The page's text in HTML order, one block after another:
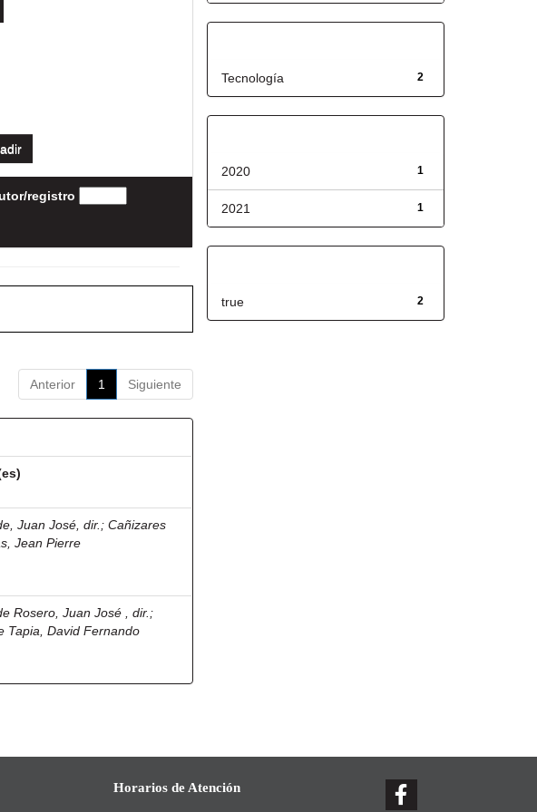
registro
Anterior 1 Siguiente
Juan José, dir. ;Cañizares
Jean Pierre
Rosero, Juan José , dir. ;
Tapia, David Fernando
2
Tecnología
1
2020
1
2021
2
true
Horarios de Atención